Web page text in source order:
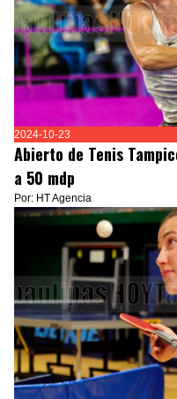
2024-10-23
Abierto de Tenis
a 50 mdp
Por: HT Agencia